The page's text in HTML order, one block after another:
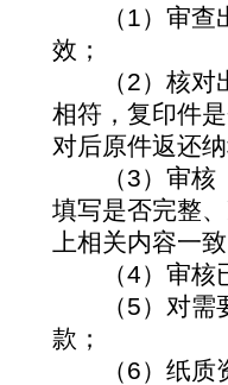
（1）审查出
效；
（2）核对出
相符，复印件
对后原件返还
（3）审核《
填写是否完整
上相关内容一
（4）审核已
（5）对需要
款；
（6）纸质资